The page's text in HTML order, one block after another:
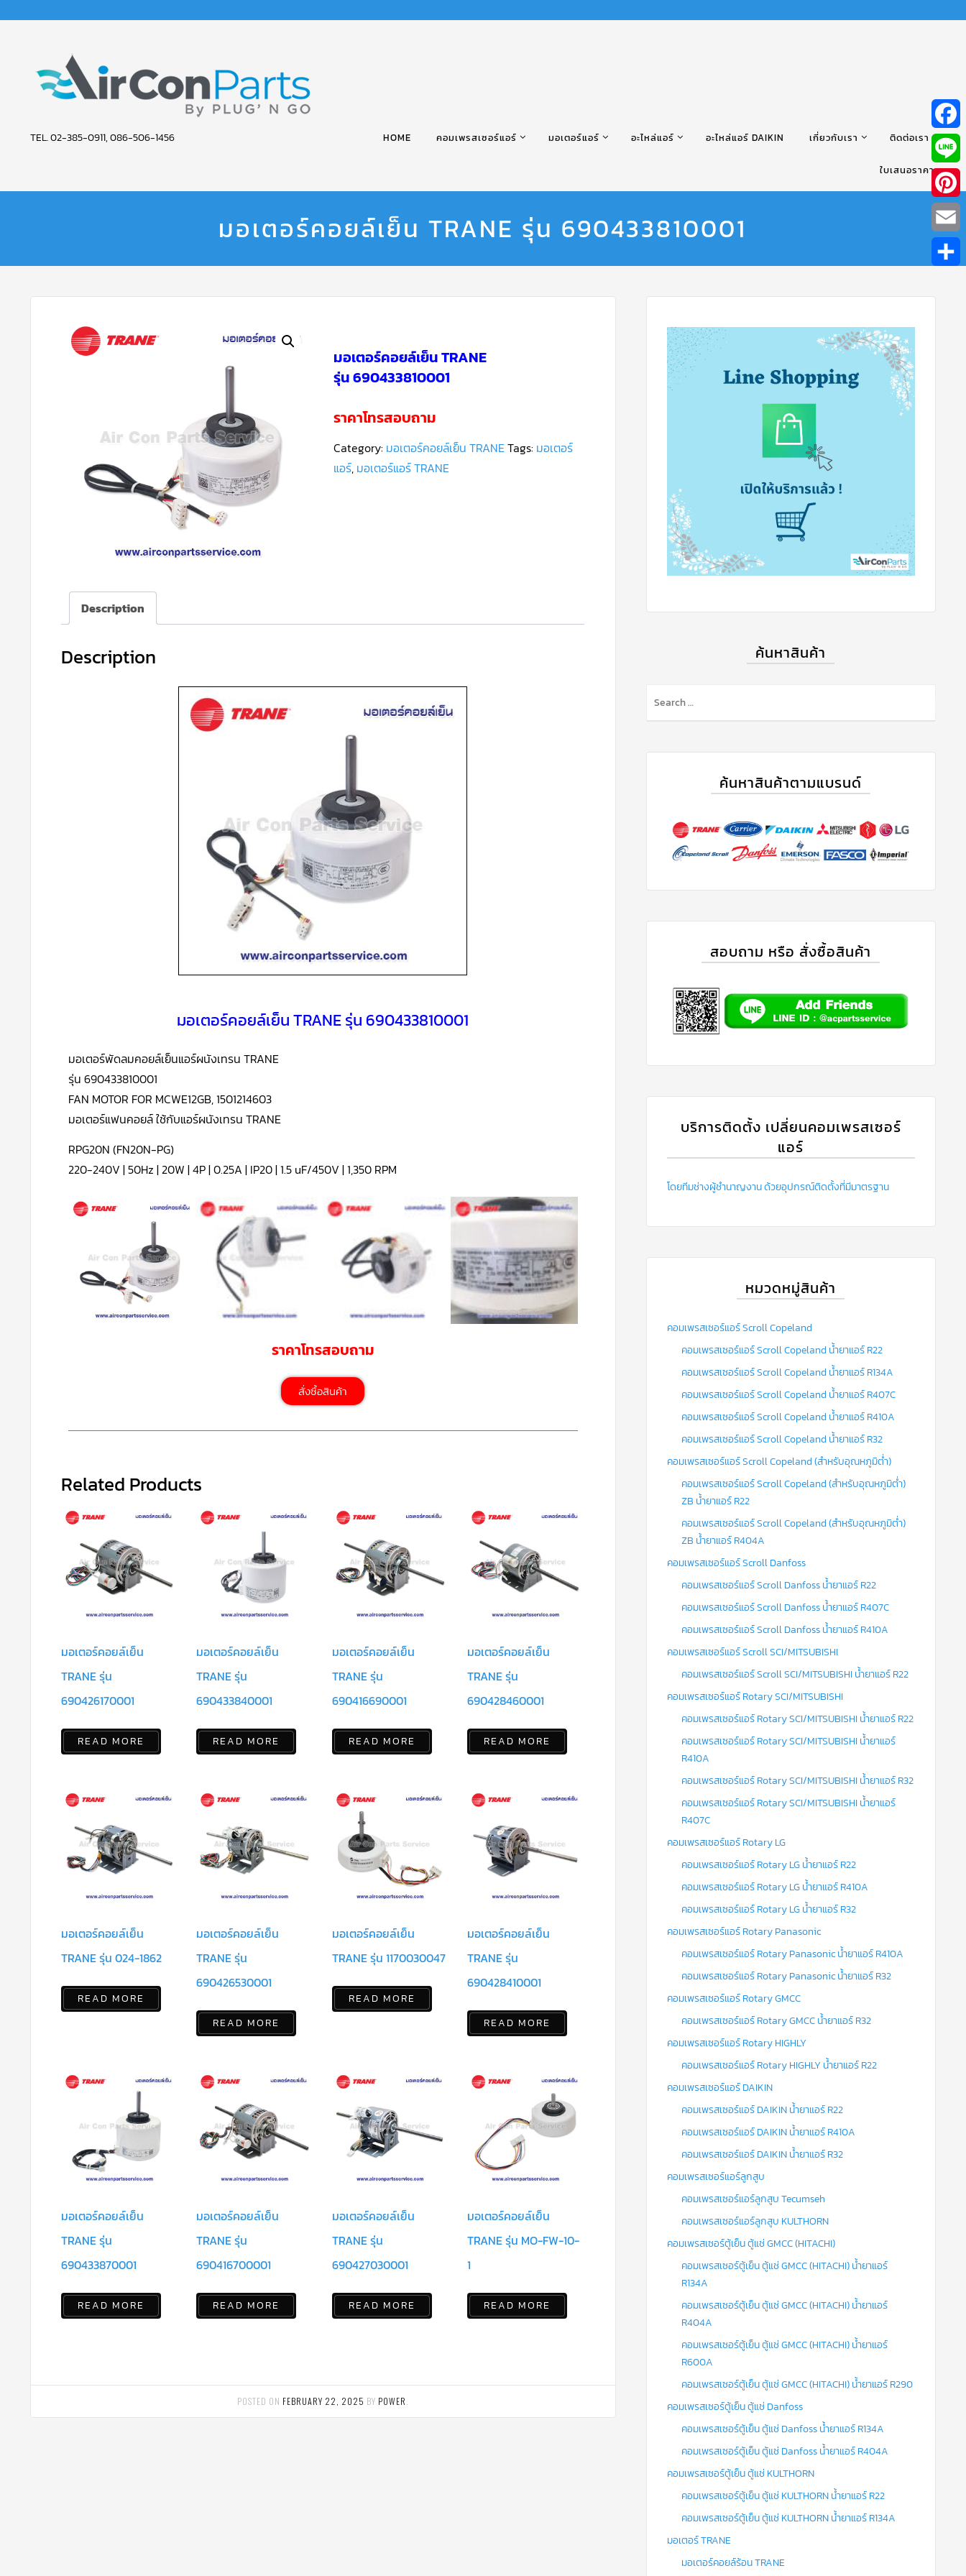
AIR
PARTS
TEL. 02-385-0911, 086-506-1456 HOME คอมเพรสเซอร์แอร์ มอเตอร์แอร์ อะไหล่แอร์ อะไหล่แอร์ DAIKIN เกี่ยวกับเรา ติดต่อเรา
ใบเสนอราคา
มอเตอร์คอยล์เย็น TRANE รุ่น 690433810001
มอเตอร์คอยล์เย็น TRANE
รุ่น 690433810001
ราคาโทรสอบถาม
Category: มอเตอร์คอยล์เย็น TRANE Tags: มอเตอร์
แอร์, มอเตอร์แอร์ TRANE
Description
Description
มอเตอร์คอยล์เย็น TRANE รุ่น 690433810001
มอเตอร์พัดลมคอยล์เย็นแอร์ผนังเทรน TRANE
รุ่น 690433810001
FAN MOTOR FOR MCWE12GB, 1501214603
มอเตอร์แฟนคอยล์ ใช้กับแอร์ผนังเทรน TRANE
RPG20N (FN20N-PG)
220-240V | 50Hz | 20W | 4P | 0.25A | IP20 | 1.5 uF/450V | 1,350 RPM
ราคาโทรสอบถาม
สั่งซื้อสินค้า
Related Products
มอเตอร์คอยล์เย็น
TRANE รุ่น
690426170001
READ MORE
มอเตอร์คอยล์เย็น
TRANE รุ่น
690433840001
READ MORE
มอเตอร์คอยล์เย็น
TRANE รุ่น
690416690001
READ MORE
มอเตอร์คอยล์เย็น
TRANE รุ่น
690428460001
READ MORE
มอเตอร์คอยล์เย็น
TRANE รุ่น 024-1862
READ MORE
มอเตอร์คอยล์เย็น
TRANE รุ่น
690426530001
READ MORE
มอเตอร์คอยล์เย็น
TRANE รุ่น 1170030047
READ MORE
มอเตอร์คอยล์เย็น
TRANE รุ่น
690428410001
READ MORE
มอเตอร์คอยล์เย็น
TRANE รุ่น
690433870001
READ MORE
มอเตอร์คอยล์เย็น
TRANE รุ่น
690416700001
READ MORE
มอเตอร์คอยล์เย็น
TRANE รุ่น
690427030001
READ MORE
มอเตอร์คอยล์เย็น
TRANE รุ่น MO-FW-10-
1
READ MORE
POSTED ON FEBRUARY 22, 2025 BY POWER
ค้นหาสินค้า
ค้นหาสินค้าตามแบรนด์
สอบถาม หรือ สั่งซื้อสินค้า
บริการติดตั้ง เปลี่ยนคอมเพรสเซอร์
แอร์
โดยทีมช่างผู้ชำนาญงาน ด้วยอุปกรณ์ติดตั้งที่มีมาตรฐาน
หมวดหมู่สินค้า
คอมเพรสเซอร์แอร์ Scroll Copeland
คอมเพรสเซอร์แอร์ Scroll Copeland น้ำยาแอร์ R22
คอมเพรสเซอร์แอร์ Scroll Copeland น้ำยาแอร์ R134A
คอมเพรสเซอร์แอร์ Scroll Copeland น้ำยาแอร์ R407C
คอมเพรสเซอร์แอร์ Scroll Copeland น้ำยาแอร์ R410A
คอมเพรสเซอร์แอร์ Scroll Copeland น้ำยาแอร์ R32
คอมเพรสเซอร์แอร์ Scroll Copeland (สำหรับอุณหภูมิต่ำ)
คอมเพรสเซอร์แอร์ Scroll Copeland (สำหรับอุณหภูมิต่ำ)
ZB น้ำยาแอร์ R22
คอมเพรสเซอร์แอร์ Scroll Copeland (สำหรับอุณหภูมิต่ำ)
ZB น้ำยาแอร์ R404A
คอมเพรสเซอร์แอร์ Scroll Danfoss
คอมเพรสเซอร์แอร์ Scroll Danfoss น้ำยาแอร์ R22
คอมเพรสเซอร์แอร์ Scroll Danfoss น้ำยาแอร์ R407C
คอมเพรสเซอร์แอร์ Scroll Danfoss น้ำยาแอร์ R410A
คอมเพรสเซอร์แอร์ Scroll SCI/MITSUBISHI
คอมเพรสเซอร์แอร์ Scroll SCI/MITSUBISHI น้ำยาแอร์ R22
คอมเพรสเซอร์แอร์ Rotary SCI/MITSUBISHI
คอมเพรสเซอร์แอร์ Rotary SCI/MITSUBISHI น้ำยาแอร์ R22
คอมเพรสเซอร์แอร์ Rotary SCI/MITSUBISHI น้ำยาแอร์
R410A
คอมเพรสเซอร์แอร์ Rotary SCI/MITSUBISHI น้ำยาแอร์ R32
คอมเพรสเซอร์แอร์ Rotary SCI/MITSUBISHI น้ำยาแอร์
R407C
คอมเพรสเซอร์แอร์ Rotary LG
คอมเพรสเซอร์แอร์ Rotary LG น้ำยาแอร์ R22
คอมเพรสเซอร์แอร์ Rotary LG น้ำยาแอร์ R410A
คอมเพรสเซอร์แอร์ Rotary LG น้ำยาแอร์ R32
คอมเพรสเซอร์แอร์ Rotary Panasonic
คอมเพรสเซอร์แอร์ Rotary Panasonic น้ำยาแอร์ R410A
คอมเพรสเซอร์แอร์ Rotary Panasonic น้ำยาแอร์ R32
คอมเพรสเซอร์แอร์ Rotary GMCC
คอมเพรสเซอร์แอร์ Rotary GMCC น้ำยาแอร์ R32
คอมเพรสเซอร์แอร์ Rotary HIGHLY
คอมเพรสเซอร์แอร์ Rotary HIGHLY น้ำยาแอร์ R22
คอมเพรสเซอร์แอร์ DAIKIN
คอมเพรสเซอร์แอร์ DAIKIN น้ำยาแอร์ R22
คอมเพรสเซอร์แอร์ DAIKIN น้ำยาแอร์ R410A
คอมเพรสเซอร์แอร์ DAIKIN น้ำยาแอร์ R32
คอมเพรสเซอร์แอร์ลูกสูบ
คอมเพรสเซอร์แอร์ลูกสูบ Tecumseh
คอมเพรสเซอร์แอร์ลูกสูบ KULTHORN
คอมเพรสเซอร์ตู้เย็น ตู้แช่ GMCC (HITACHI)
คอมเพรสเซอร์ตู้เย็น ตู้แช่ GMCC (HITACHI) น้ำยาแอร์
R134A
คอมเพรสเซอร์ตู้เย็น ตู้แช่ GMCC (HITACHI) น้ำยาแอร์
R404A
คอมเพรสเซอร์ตู้เย็น ตู้แช่ GMCC (HITACHI) น้ำยาแอร์
R600A
คอมเพรสเซอร์ตู้เย็น ตู้แช่ GMCC (HITACHI) น้ำยาแอร์ R290
คอมเพรสเซอร์ตู้เย็น ตู้แช่ Danfoss
คอมเพรสเซอร์ตู้เย็น ตู้แช่ Danfoss น้ำยาแอร์ R134A
คอมเพรสเซอร์ตู้เย็น ตู้แช่ Danfoss น้ำยาแอร์ R404A
คอมเพรสเซอร์ตู้เย็น ตู้แช่ KULTHORN
คอมเพรสเซอร์ตู้เย็น ตู้แช่ KULTHORN น้ำยาแอร์ R22
คอมเพรสเซอร์ตู้เย็น ตู้แช่ KULTHORN น้ำยาแอร์ R134A
มอเตอร์ TRANE
มอเตอร์คอยล์ร้อน TRANE
Line
Email